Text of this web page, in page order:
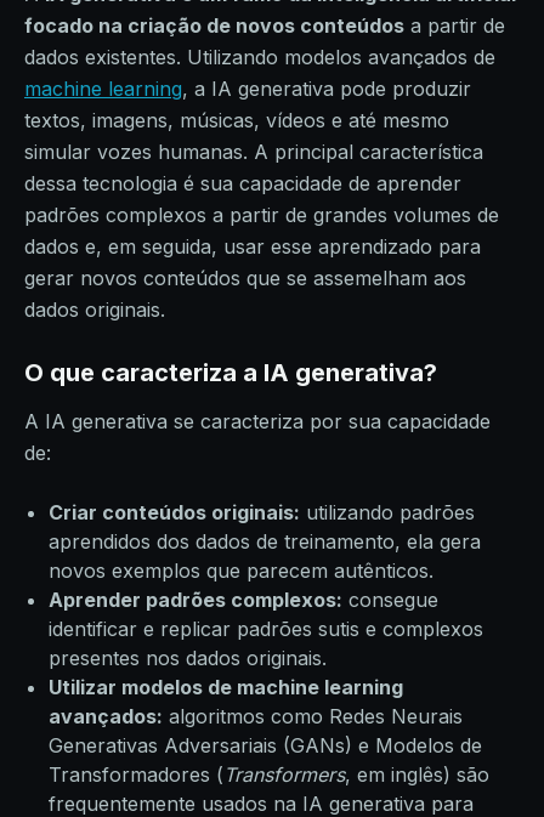
focado na criação de novos conteúdos a partir de
dados existentes. Utilizando modelos avançados de
machine learning, a IA generativa pode produzir
textos, imagens, músicas, vídeos e até mesmo
simular vozes humanas. A principal característica
dessa tecnologia é sua capacidade de aprender
padrões complexos a partir de grandes volumes de
dados e, em seguida, usar esse aprendizado para
gerar novos conteúdos que se assemelham aos
dados originais.
O que caracteriza a IA generativa?
A IA generativa se caracteriza por sua capacidade
de:
Criar conteúdos originais: utilizando padrões
aprendidos dos dados de treinamento, ela gera
novos exemplos que parecem autênticos.
Aprender padrões complexos: consegue
identificar e replicar padrões sutis e complexos
presentes nos dados originais.
Utilizar modelos de machine learning
avançados: algoritmos como Redes Neurais
Generativas Adversariais (GANs) e Modelos de
Transformadores ( Transformers, em inglês) são
frequentemente usados na IA generativa para